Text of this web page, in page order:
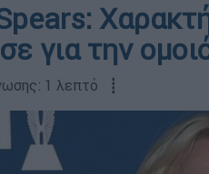
για την
1 λεπτό ┋